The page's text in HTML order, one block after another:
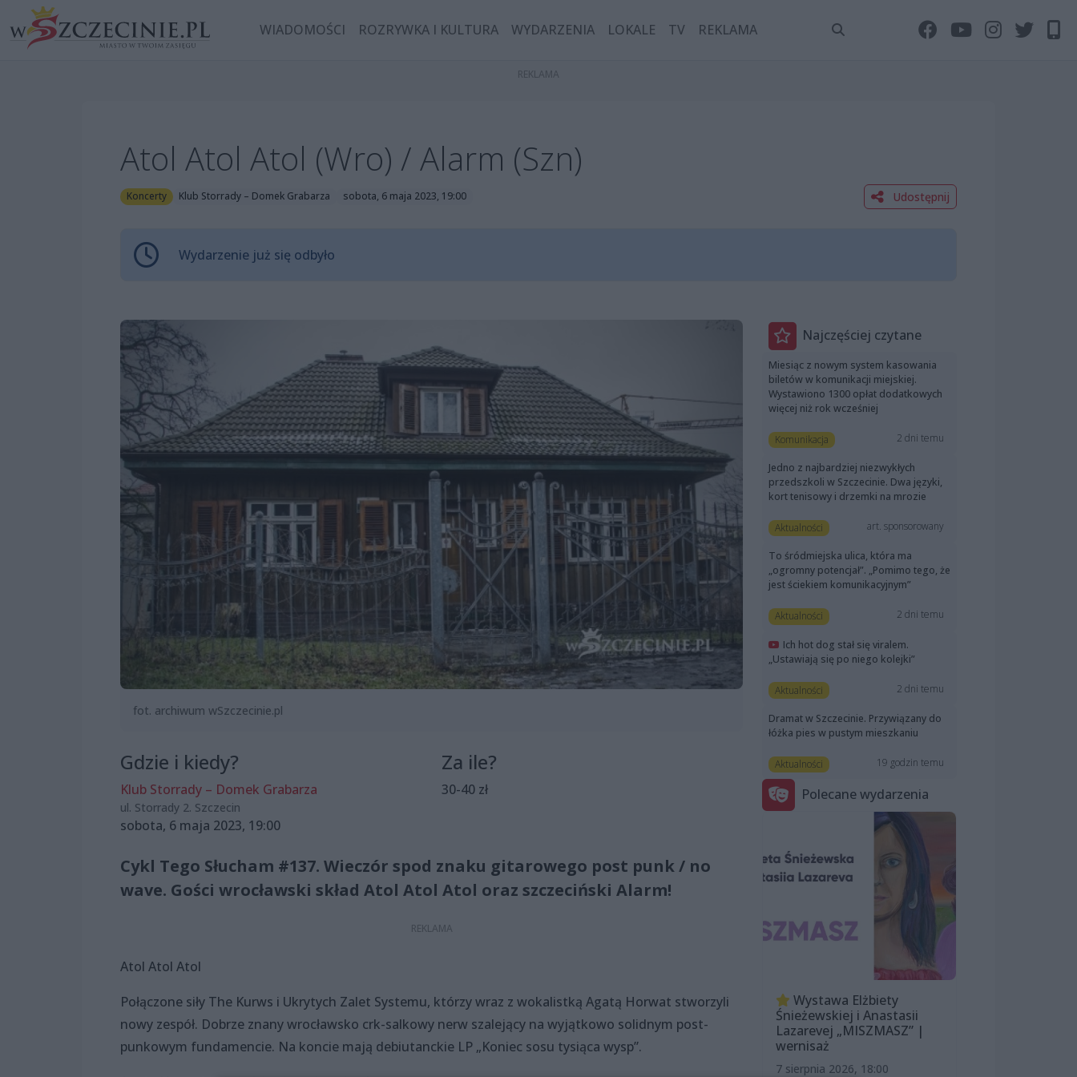
WIADOMOŚCI ROZRYWKA I KULTURA WYDARZENIA LOKALE TV REKLAMA
Atol Atol Atol (Wro) / Alarm (Szn)
Koncerty Klub Storrady – Domek Grabarza sobota, 6 maja 2023, 19:00 Udostępnij
Wydarzenie już się odbyło
fot. archiwum wSzczecinie.pl
Gdzie i kiedy?
Klub Storrady – Domek Grabarza
ul. Storrady 2. Szczecin
sobota, 6 maja 2023, 19:00
Za ile?
30-40 zł
Cykl Tego Słucham #137. Wieczór spod znaku gitarowego post punk / no
wave. Gości wrocławski skład Atol Atol Atol oraz szczeciński Alarm!
Atol Atol Atol
Połączone siły The Kurws i Ukrytych Zalet Systemu, którzy wraz z wokalistką Agatą Horwat stworzyli
nowy zespół. Dobrze znany wrocławsko crk-salkowy nerw szalejący na wyjątkowo solidnym post-
punkowym fundamencie. Na koncie mają debiutanckie LP „Koniec sosu tysi​ą​ca wysp”.
Najczęściej czytane
Miesiąc z nowym system kasowania
biletów w komunikacji miejskiej.
Wystawiono 1300 opłat dodatkowych
więcej niż rok wcześniej
Komunikacja 2 dni temu
Jedno z najbardziej niezwykłych
przedszkoli w Szczecinie. Dwa języki,
kort tenisowy i drzemki na mrozie
Aktualności art. sponsorowany
To śródmiejska ulica, która ma
„ogromny potencjał”. „Pomimo tego, że
jest ściekiem komunikacyjnym”
Aktualności 2 dni temu
Ich hot dog stał się viralem.
„Ustawiają się po niego kolejki”
Aktualności 2 dni temu
Dramat w Szczecinie. Przywiązany do
łóżka pies w pustym mieszkaniu
Aktualności 19 godzin temu
Polecane wydarzenia
Wystawa Elżbiety
Śnieżewskiej i Anastasii
Lazarevej „MISZMASZ” |
wernisaż
7 sierpnia 2026, 18:00